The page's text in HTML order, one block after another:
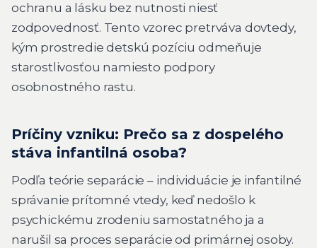
ochranu a lásku bez nutnosti niesť
zodpovednosť. Tento vzorec pretrváva dovtedy,
kým prostredie detskú pozíciu odmeňuje
starostlivosťou namiesto podpory
osobnostného rastu.
Príčiny vzniku: Prečo sa z dospelého
stáva infantilná osoba?
Podľa teórie separácie – individuácie je infantilné
správanie prítomné vtedy, keď nedošlo k
psychickému zrodeniu samostatného ja a
narušil sa proces separácie od primárnej osoby.